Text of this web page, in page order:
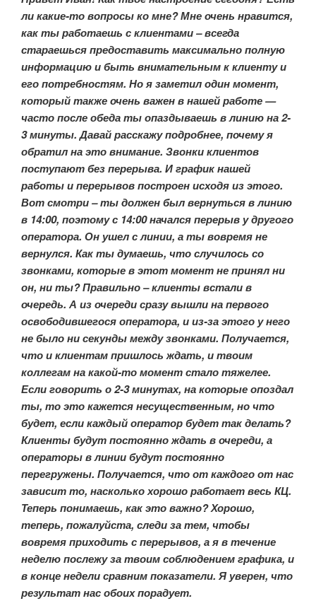
ли какие-то вопросы ко мне? Мне очень нравится,
как ты работаешь с клиентами – всегда
стараешься предоставить максимально полную
информацию и быть внимательным к клиенту и
его потребностям. Но я заметил один момент,
который также очень важен в нашей работе —
часто после обеда ты опаздываешь в линию на 2-
3 минуты. Давай расскажу подробнее, почему я
обратил на это внимание. Звонки клиентов
поступают без перерыва. И график нашей
работы и перерывов построен исходя из этого.
Вот смотри – ты должен был вернуться в линию
в 14:00, поэтому с 14:00 начался перерыв у другого
оператора. Он ушел с линии, а ты вовремя не
вернулся. Как ты думаешь, что случилось со
звонками, которые в этот момент не принял ни
он, ни ты? Правильно – клиенты встали в
очередь. А из очереди сразу вышли на первого
освободившегося оператора, и из-за этого у него
не было ни секунды между звонками. Получается,
что и клиентам пришлось ждать, и твоим
коллегам на какой-то момент стало тяжелее.
Если говорить о 2-3 минутах, на которые опоздал
ты, то это кажется несущественным, но что
будет, если каждый оператор будет так делать?
Клиенты будут постоянно ждать в очереди, а
операторы в линии будут постоянно
перегружены. Получается, что от каждого от нас
зависит то, насколько хорошо работает весь КЦ.
Теперь понимаешь, как это важно? Хорошо,
теперь, пожалуйста, следи за тем, чтобы
вовремя приходить с перерывов, а я в течение
неделю послежу за твоим соблюдением графика, и
в конце недели сравним показатели. Я уверен, что
результат нас обоих порадует.